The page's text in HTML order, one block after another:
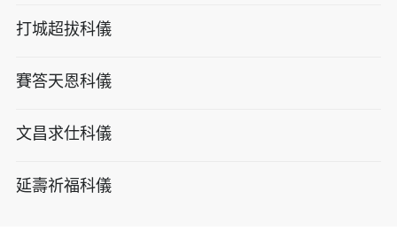
打城超拔科儀
賽答天恩科儀
文昌求仕科儀
延壽祈福科儀